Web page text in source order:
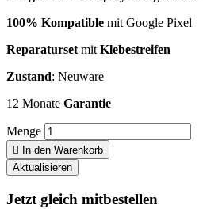
100% Kompatible mit Google Pixel
ReparatursetmitKlebestreifen
Zustand: Neuware
12 Monate Garantie
Menge
 In den Warenkorb
Jetzt gleich mitbestellen